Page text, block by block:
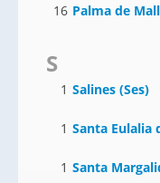
16 Palma de
S
1 Salines (Ses)
1 Santa Eulalia
1 Santa